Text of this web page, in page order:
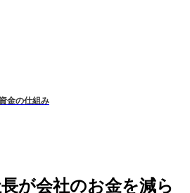
金の仕組み
が会社のお金を減ら